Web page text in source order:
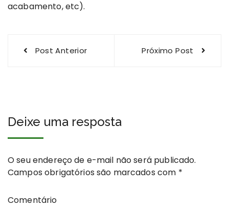
acabamento, etc).
de
Post Anterior Próximo Post
Deixe uma resposta
O seu endereço de e-mail não será publicado.
Campos obrigatórios são marcados com *
Comentário